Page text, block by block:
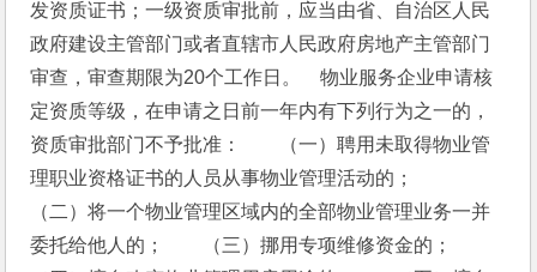
发资质证书；一级资质审批前，应当由省、自治区人民
政府建设主管部门或者直辖市人民政府房地产主管部门
审查，审查期限为20个工作日。　物业服务企业申请核
定资质等级，在申请之日前一年内有下列行为之一的，
资质审批部门不予批准：　　（一）聘用未取得物业管
理职业资格证书的人员从事物业管理活动的；
（二）将一个物业管理区域内的全部物业管理业务一并
委托给他人的；　　（三）挪用专项维修资金的；